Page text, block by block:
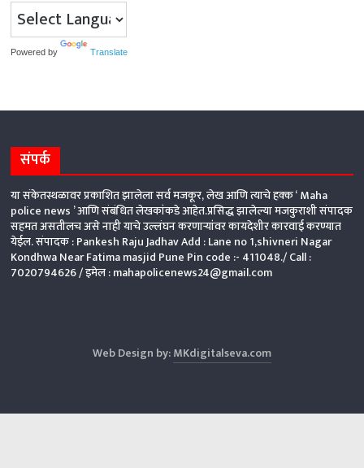
Powered by Translate
संपर्क
या संकेतस्थळावर प्रकाशित झालेला सर्व मजकूर, लेख आणि त्याचे हक्क ‘ Maha
police news ’ आणि संबंधित लेखकांकडे आहेत.प्रसिद्ध झालेल्या मजकुराशी संपादक
सहमत असतीलच असे नाही याचे उल्लंघन करणाऱ्यांवर कायदेशीर कारवाई करण्यात
येईल. संपादक : Pankesh Raju Jadhav Add : Lane no 1,shivneri Nagar
Kondhwa Near Fatima masjid Pune Pin code :- 411048./ Call :
7020794626 /इमेल : mahapolicenews24@gmail.com
Web Design by:MKdigitalseva.com